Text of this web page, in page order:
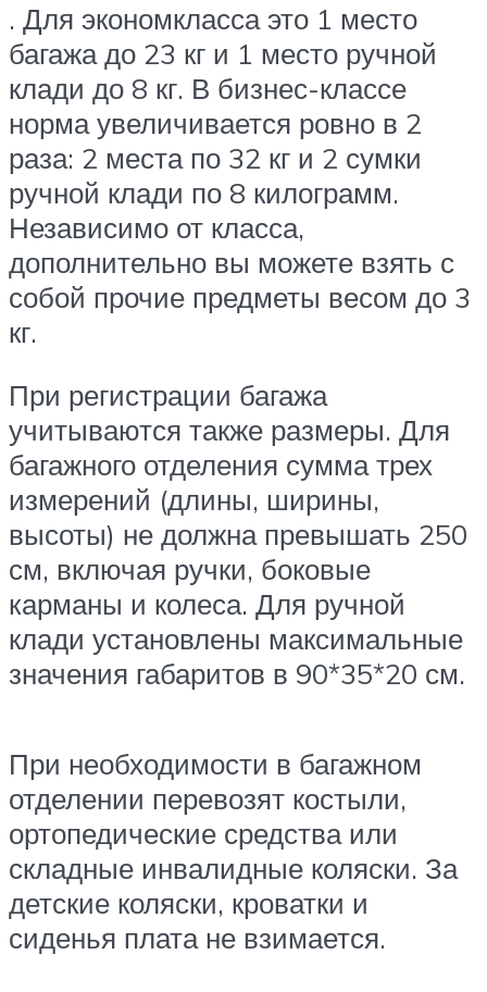
. Для экономкласса это 1 место
багажа до 23 кг и 1 место ручной
клади до 8 кг. В бизнес-классе
норма увеличивается ровно в 2
раза: 2 места по 32 кг и 2 сумки
ручной клади по 8 килограмм.
Независимо от класса,
дополнительно вы можете взять с
собой прочие предметы весом до 3
кг.
При регистрации багажа
учитываются также размеры. Для
багажного отделения сумма трех
измерений (длины, ширины,
высоты) не должна превышать 250
см, включая ручки, боковые
карманы и колеса. Для ручной
клади установлены максимальные
значения габаритов в 90*35*20 см.
При необходимости в багажном
отделении перевозят костыли,
ортопедические средства или
складные инвалидные коляски. За
детские коляски, кроватки и
сиденья плата не взимается.